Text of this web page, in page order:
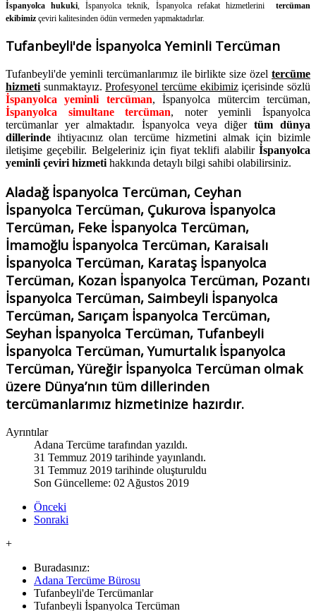
İspanyolca hukuki , İspanyolca teknik, İspanyolca refakat hizmetlerini
tercüman
ekibimiz çeviri kalitesinden ödün vermeden yapmaktadırlar.
Tufanbeyli'de İspanyolca Yeminli Tercüman
Tufanbeyli'de yeminli tercümanlarımız ile birlikte size özel tercüme
hizmeti sunmaktayız.Profesyonel tercüme ekibimiziçerisinde sözlü
İspanyolca yeminli tercüman, İspanyolca mütercim tercüman,
İspanyolca simultane tercüman, noter yeminli İspanyolca
tercümanlar yer almaktadır. İspanyolca veya diğertüm dünya
dillerinde ihtiyacınız olan tercüme hizmetini almak için bizimle
iletişime geçebilir. Belgeleriniz için fiyat teklifi alabilir İspanyolca
yeminli çeviri hizmeti hakkında detaylı bilgi sahibi olabilirsiniz.
Aladağ İspanyolca Tercüman, Ceyhan
İspanyolca Tercüman, Çukurova İspanyolca
Tercüman, Feke İspanyolca Tercüman,
İmamoğlu İspanyolca Tercüman, Karaisalı
İspanyolca Tercüman, Karataş İspanyolca
Tercüman, Kozan İspanyolca Tercüman, Pozantı
İspanyolca Tercüman, Saimbeyli İspanyolca
Tercüman, Sarıçam İspanyolca Tercüman,
Seyhan İspanyolca Tercüman, Tufanbeyli
İspanyolca Tercüman, Yumurtalık İspanyolca
Tercüman, Yüreğir İspanyolca Tercüman olmak
üzere Dünya’nın tüm dillerinden
tercümanlarımız hizmetinize hazırdır.
Ayrıntılar
Adana Tercüme tarafından yazıldı.
31 Temmuz 2019 tarihinde yayınlandı.
31 Temmuz 2019 tarihinde oluşturuldu
Son Güncelleme: 02 Ağustos 2019
Önceki
Sonraki
+
Buradasınız:
Adana Tercüme Bürosu
Tufanbeyli'de Tercümanlar
Tufanbeyli İspanyolca Tercüman